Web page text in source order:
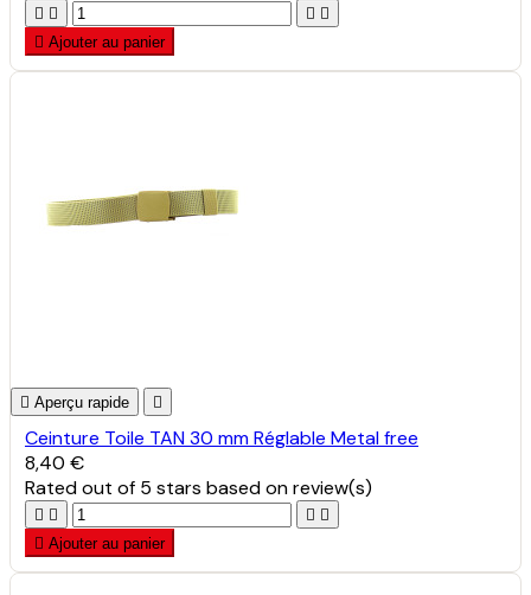
   
 Ajouter au panier
 Aperçu rapide 
Ceinture Toile TAN 30 mm Réglable Metal free
8,40 €
Ratedout of 5 stars based onreview(s)
   
 Ajouter au panier